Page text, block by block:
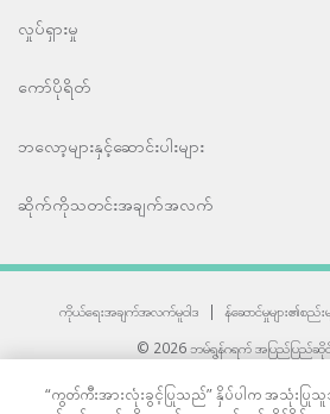
လှုပ်ရှားမှု
ကော်ပိုရိတ်
ဘလော့များနှင့်ဆောင်းပါးများ
ဆိုက်ကိုသတင်းအချက်အလက်
ကိုယ်ရေးအချက်အလက်မူဝါဒ | န်ဆောင်မှုများ၏စည်းမျ
© 2026 ဘမ်ရွန်ဂရက် အပြည်ပြည်ဆိုင်
“ကွတ်ကီးအားလုံးခွင့်ပြုသည်” နှိပ်ပါက အသုံး